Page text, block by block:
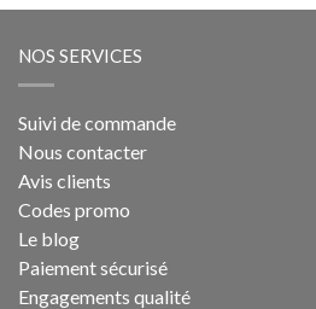
NOS SERVICES
Suivi de commande
Nous contacter
Avis clients
Codes promo
Le blog
Paiement sécurisé
Engagements qualité